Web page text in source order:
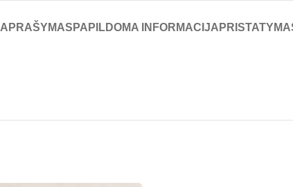
APRAŠYMAS PAPILDOMA INFORMACIJA